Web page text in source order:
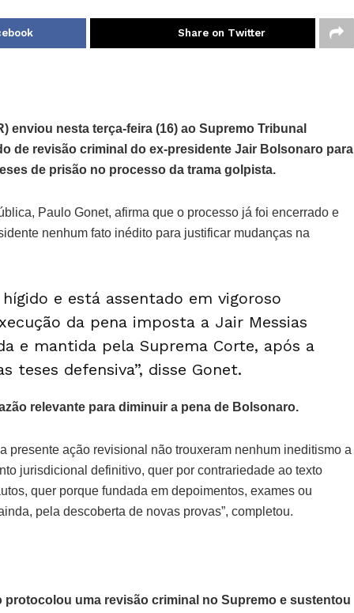
Share on Twitter
enviou nesta terça-feira (16) ao Supremo Tribunal
de revisão criminal do ex-presidente Jair Bolsonaro para
de prisão no processo da trama golpista.
Paulo Gonet, afirma que o processo já foi encerrado e
nenhum fato inédito para justificar mudanças na
e está assentado em vigoroso
da pena imposta a Jair Messias
e mantida pela Suprema Corte, após a
teses defensiva”, disse Gonet.
relevante para diminuir a pena de Bolsonaro.
presente ação revisional não trouxeram nenhum ineditismo a
jurisdicional definitivo, quer por contrariedade ao texto
quer porque fundada em depoimentos, exames ou
pela descoberta de novas provas”, completou.
protocolou uma revisão criminal no Supremo e sustentou